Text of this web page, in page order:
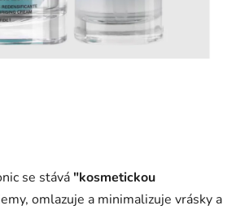
se stává "kosmetickou
omlazuje a minimalizuje vrásky a